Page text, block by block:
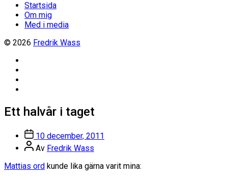
Startsida
Om mig
Med i media
© 2026 Fredrik Wass
Ett halvår i taget
Inläggsdatum
10 december, 2011
Inläggsförfattare
Av Fredrik Wass
Mattias ord kunde lika gärna varit mina: